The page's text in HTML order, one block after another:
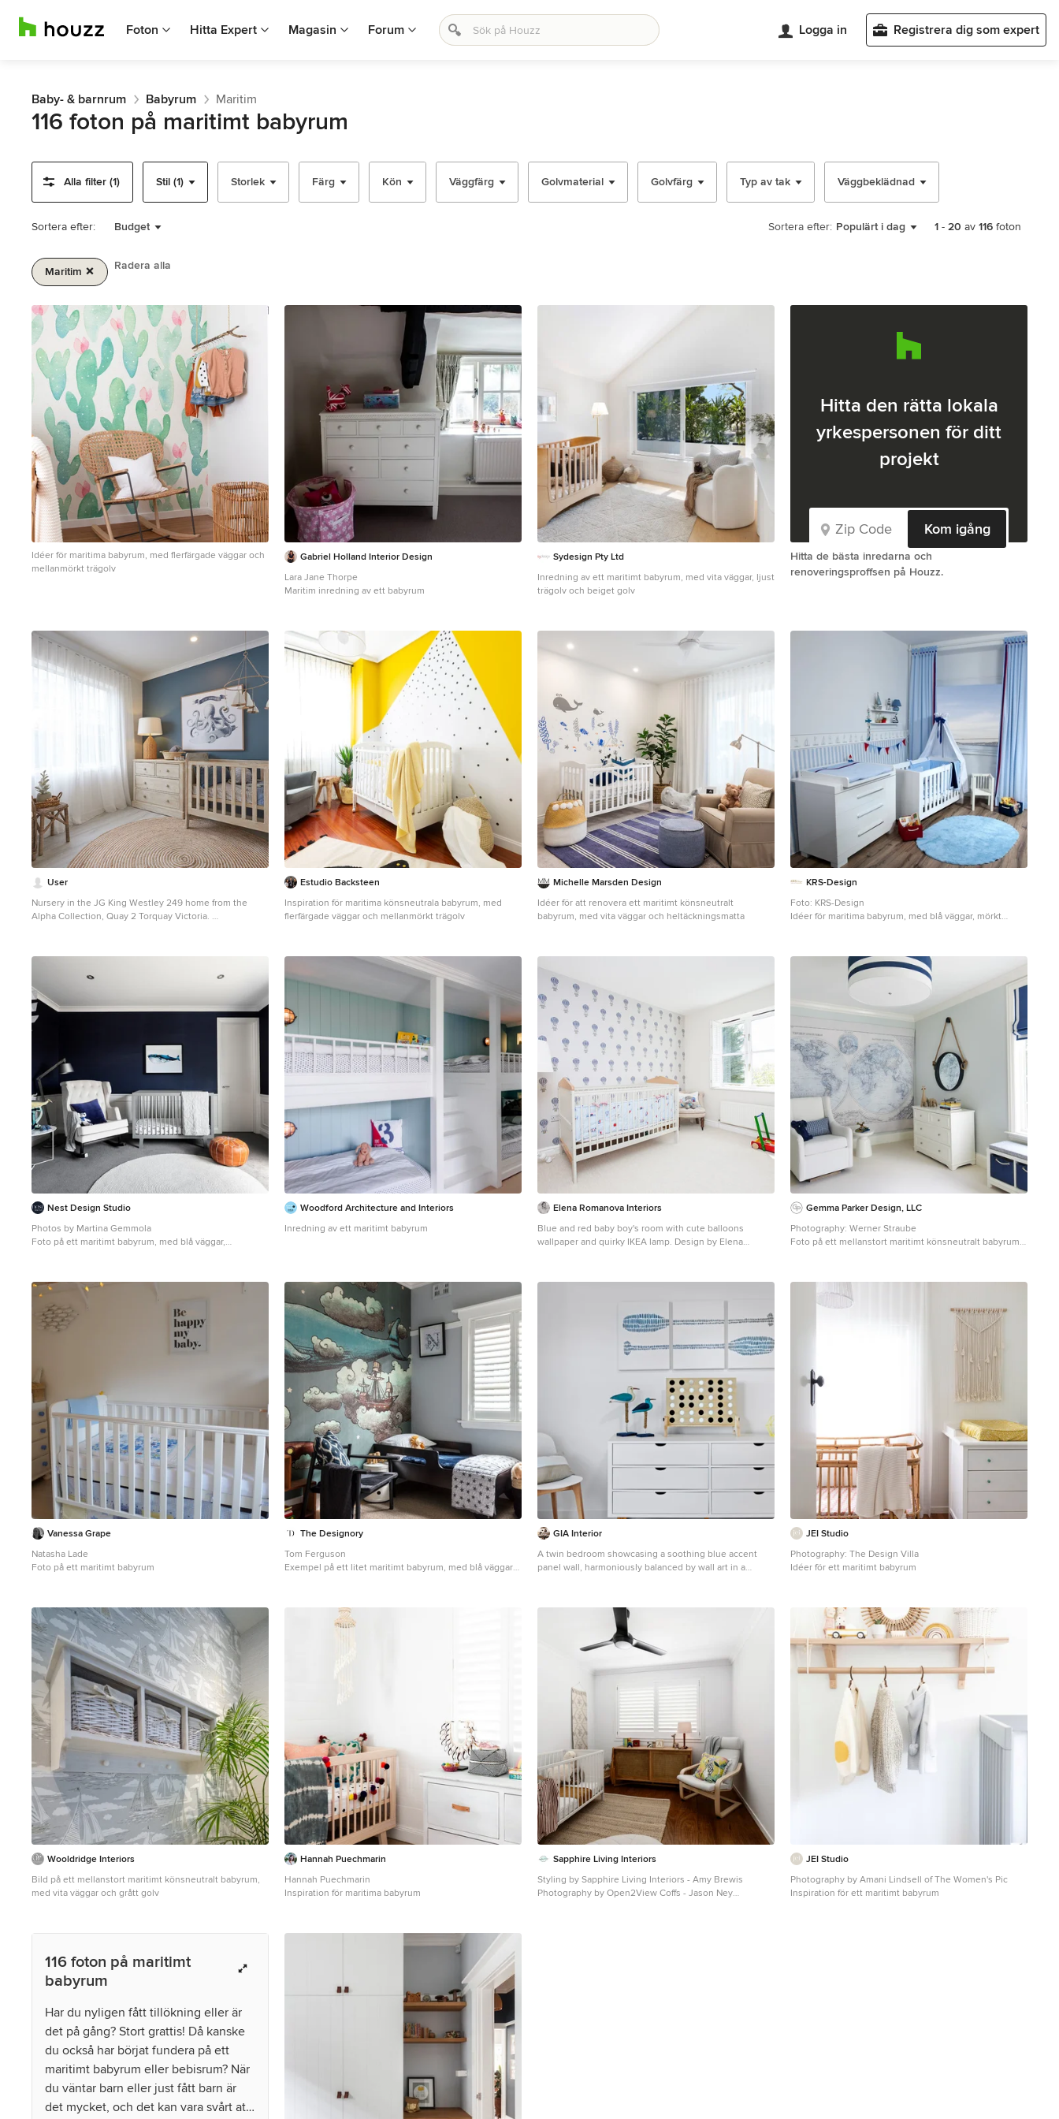
Foton Hitta Expert Magasin Forum Logga in Registrera dig som expert
Baby- & barnrum Babyrum Maritim
116 foton på maritimt babyrum
Alla filter (1) Stil (1) Storlek Färg Kön Väggfärg Golvmaterial Golvfärg Typ av tak Väggbeklädnad
Sortera efter: Budget Sortera efter: Populärt i dag 1 - 20 av 116 foton
Maritim Radera alla
1
av
2
Idéer för maritima babyrum, med flerfärgade väggar och
mellanmörkt trägolv
Gabriel Holland Interior Design
Lara Jane Thorpe
Maritim inredning av ett babyrum
Sydesign Pty Ltd
Inredning av ett maritimt babyrum, med vita väggar, ljust
trägolv och beiget golv
Hitta den rätta lokala
yrkespersonen för ditt
projekt
Kom igång
Hitta de bästa inredarna och
renoveringsproffsen på Houzz.
User
Nursery in the JG King Westley 249 home from the
Alpha Collection, Quay 2 Torquay Victoria.
Estudio Backsteen
Inspiration för maritima könsneutrala babyrum, med
flerfärgade väggar och mellanmörkt trägolv
Michelle Marsden Design
Idéer för att renovera ett maritimt könsneutralt
babyrum, med vita väggar och heltäckningsmatta
KRS-Design
Foto: KRS-Design
Idéer för maritima babyrum, med blå väggar, mörkt
Nest Design Studio
Photos by Martina Gemmola
Foto på ett maritimt babyrum, med blå väggar,
Woodford Architecture and Interiors
Inredning av ett maritimt babyrum
Elena Romanova Interiors
Blue and red baby boy's room with cute balloons
wallpaper and quirky IKEA lamp. Design by Elena
heltäckningsmatta och vitt golv
Gemma Parker Design, LLC
Photography: Werner Straube
Foto på ett mellanstort maritimt könsneutralt babyrum,
Vanessa Grape
Natasha Lade
Foto på ett maritimt babyrum
The Designory
Tom Ferguson
Exempel på ett litet maritimt babyrum, med blå väggar
GIA Interior
A twin bedroom showcasing a soothing blue accent
panel wall, harmoniously balanced by wall art in a
JEI Studio
Photography: The Design Villa
Idéer för ett maritimt babyrum
Wooldridge Interiors
Bild på ett mellanstort maritimt könsneutralt babyrum,
med vita väggar och grått golv
Hannah Puechmarin
Hannah Puechmarin
Inspiration för maritima babyrum
Sapphire Living Interiors
Styling by Sapphire Living Interiors - Amy Brewis
Photography by Open2View Coffs - Jason Ney
JEI Studio
Photography by Amani Lindsell of The Women's Pic
Inspiration för ett maritimt babyrum
116 foton på maritimt
babyrum
Har du nyligen fått tillökning eller är
det på gång? Stort grattis! Då kanske
du också har börjat fundera på ett
maritimt babyrum eller bebisrum? När
du väntar barn eller just fått barn är
det mycket, och det kan vara svårt att